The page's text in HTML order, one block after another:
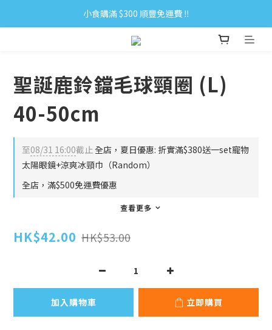
小食購滿 $300 順豐免運費 ‼
小食購滿 $300 順豐免運費 ‼
全單購滿 $500 免運費 ♥︎ 會員積分回贈 $1＝1Pt.
聖誕鹿鈴鐺毛球頸圈 (L)
40-50cm
至08/31 16:00截止全店，夏日優惠: 折實滿$380送一set寵物
太陽眼鏡+涼爽冰頸巾（Random）
全店，滿$500免運費優惠
查看更多
HK$42.00 HK$53.00
加入購物車 立即購買